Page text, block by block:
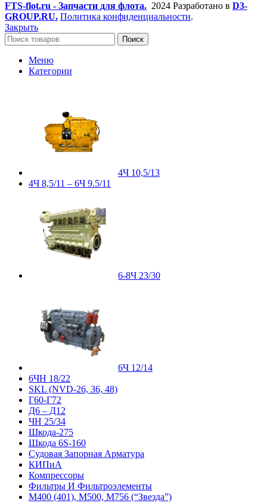
FTS-flot.ru - Запчасти для флота. 2024 Разработано в D3-
GROUP.RU. Политика конфиденциальности.
Закрыть
Поиск
Меню
Категории
4Ч 10,5/13
4Ч 8,5/11 – 6Ч 9.5/11
6-8Ч 23/30
6Ч 12/14
6ЧН 18/22
SKL (NVD-26, 36, 48)
Г60-Г72
Д6 – Д12
ЧН 25/34
Шкода-275
Шкода 6S-160
Судовая Запорная Арматура
КИПиА
Компрессоры
Фильтры И Фильтроэлементы
М400 (401), М500, М756 (“Звезда”)